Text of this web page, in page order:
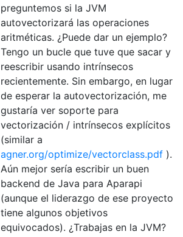
preguntemos si la JVM
autovectorizará las operaciones
aritméticas. ¿Puede dar un ejemplo?
Tengo un bucle que tuve que sacar y
reescribir usando intrínsecos
recientemente. Sin embargo, en lugar
de esperar la autovectorización, me
gustaría ver soporte para
vectorización / intrínsecos explícitos
(similar a
agner.org/optimize/vectorclass.pdf ).
Aún mejor sería escribir un buen
backend de Java para Aparapi
(aunque el liderazgo de ese proyecto
tiene algunos objetivos
equivocados). ¿Trabajas en la JVM?